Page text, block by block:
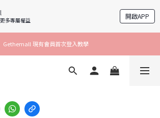
多專屬權益 開啟APP
Gethemall 現有會員首次登入教學